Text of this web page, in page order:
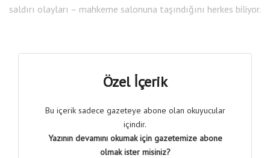
saldırı olayları – mahkeme salonuna taşındığını herkes biliyor.
Özel İçerik
Bu içerik sadece gazeteye abone olan okuyucular
içindir.
Yazının devamını okumak için gazetemize abone
olmak ister misiniz?